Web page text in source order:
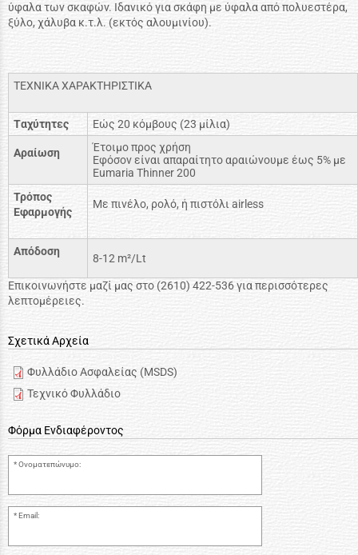
ύφαλα των σκαφών. Ιδανικό για σκάφη με ύφαλα από πολυεστέρα,
ξύλο, χάλυβα κ.τ.λ. (εκτός αλουμινίου).
ΤΕΧΝΙΚΑ ΧΑΡΑΚΤΗΡΙΣΤΙΚΑ
Tαχύτητες Εώς 20 κόμβους (23 μίλια)
Αραίωση
Έτοιμο προς χρήση
Εφόσον είναι απαραίτητο αραιώνουμε έως 5% με
Eumaria Thinner 200
Τρόπος
Εφαρμογής
Με πινέλο, ρολό, ή πιστόλι airless
Απόδοση
8-12 m²/Lt
Επικοινωνήστε μαζί μας στο (2610) 422-536 για περισσότερες
λεπτομέρειες.
Σχετικά Αρχεία
Φυλλάδιο Ασφαλείας (MSDS)
Τεχνικό Φυλλάδιο
Φόρμα Ενδιαφέροντος
Ονοματεπώνυμο:
Email: